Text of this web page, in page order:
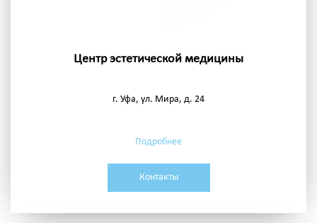
Центр эстетической медицины
г. Уфа, ул. Мира, д. 24
Подробнее
Контакты